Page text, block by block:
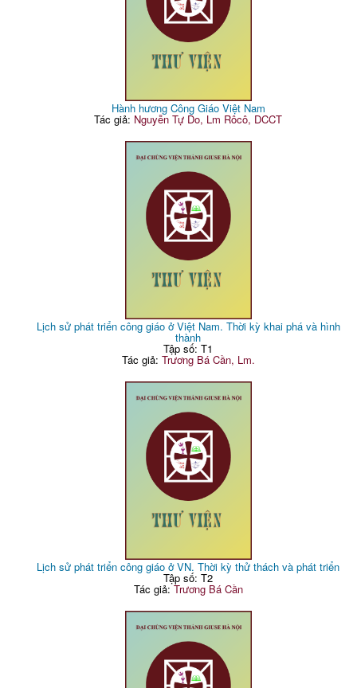
Hành hương Công Giáo Việt Nam
Tác giả: Nguyễn Tự Do, Lm Rôcô, DCCT
Lịch sử phát triển công giáo ở Việt Nam. Thời kỳ khai phá và hình
thành
Tập số: T1
Tác giả: Trương Bá Cần, Lm.
Lịch sử phát triển công giáo ở VN. Thời kỳ thử thách và phát triển
Tập số: T2
Tác giả:Trương Bá Cần